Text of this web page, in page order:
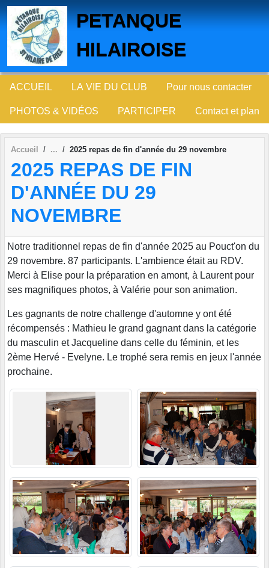
PETANQUE
HILAIROISE
ACCUEIL LA VIE DU CLUB Pour nous contacter
PHOTOS & VIDÉOS PARTICIPER Contact et plan
Accueil 2025 repas de fin d'année du 29 novembre
2025 REPAS DE FIN
D'ANNÉE DU 29
NOVEMBRE
Notre traditionnel repas de fin d'année 2025 au Pouct'on du
29 novembre. 87 participants. L'ambience était au RDV.
Merci à Elise pour la préparation en amont, à Laurent pour
ses magnifiques photos, à Valérie pour son animation.
Les gagnants de notre challenge d'automne y ont été
récompensés : Mathieu le grand gagnant dans la catégorie
du masculin et Jacqueline dans celle du féminin, et les
2ème Hervé - Evelyne. Le trophé sera remis en jeux l'année
prochaine.
Panneau de gestion des cookies